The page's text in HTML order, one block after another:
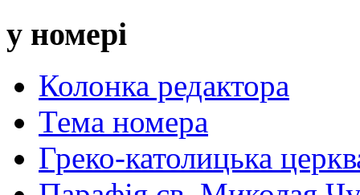
у номері
Колонка редактора
Тема номера
Греко-католицька